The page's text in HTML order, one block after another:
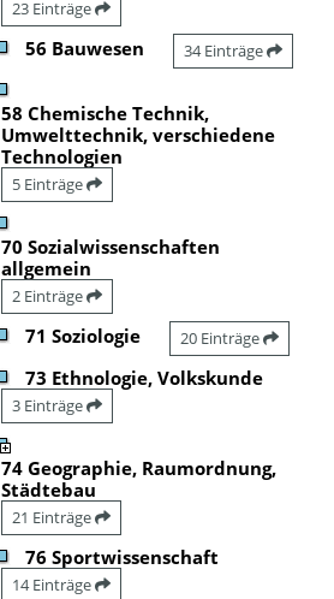
23 Einträge
56 Bauwesen 34 Einträge
58 Chemische Technik,
Umwelttechnik, verschiedene
Technologien
5 Einträge
70 Sozialwissenschaften
allgemein
2 Einträge
71 Soziologie 20 Einträge
73 Ethnologie, Volkskunde
3 Einträge
74 Geographie, Raumordnung,
Städtebau
21 Einträge
76 Sportwissenschaft
14 Einträge